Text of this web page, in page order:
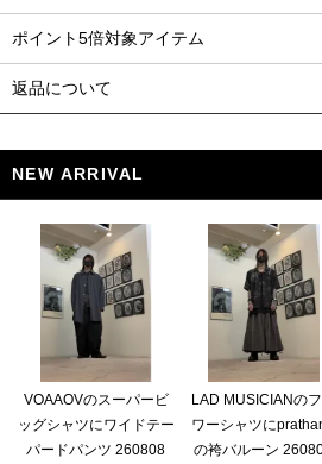
ポイント5倍対象アイテム
返品について
NEW ARRIVAL
VOAAOVのスーパービ
ッグシャツにワイドテー
パードパンツ 260808
LAD MUSICIANの
ワーシャツに
の袴バルーン